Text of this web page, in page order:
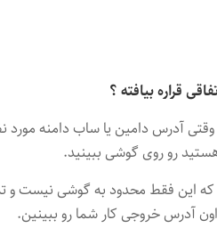
قراره بیافته ؟
وقتی آدرس دامین یا ساب دامنه
رو روی گوشی ببینید.
که این فقط محدود به گوشی نیست و
آدرس خروجی کار شما رو ببینین.